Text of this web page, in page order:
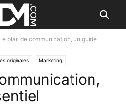
Le plan de communication, un guide
originales Marketing